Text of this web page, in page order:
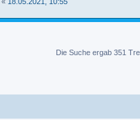
Die Suche ergab 351